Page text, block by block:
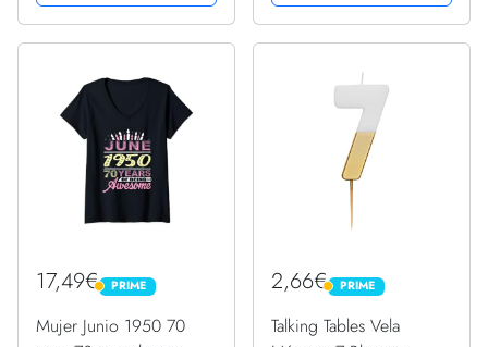
17,49€ PRIME
PRIME
Mujer Junio 1950 70
2,66€ PRIME
PRIME
Talking Tables Vela